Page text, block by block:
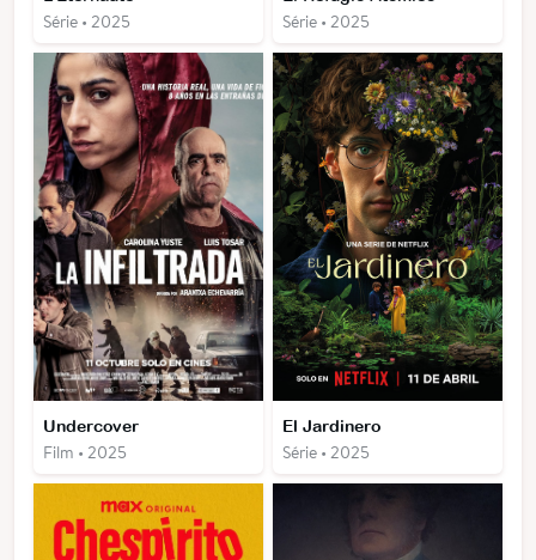
Série • 2025 Série • 2025
Undercover
Film • 2025
El Jardinero
Série • 2025